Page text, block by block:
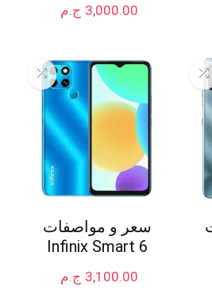
ج.م 3,000.00
سعر و مواصفات
Infinix Smart 6
ج.م 3,100.00